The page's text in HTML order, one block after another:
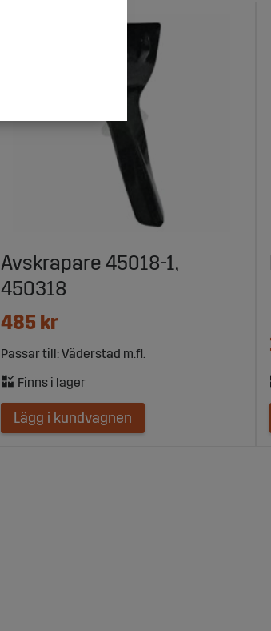
Avskrapare 45018-1,
450318
485 kr
Passar till: Väderstad m.fl.
Lägg i kundvagnen